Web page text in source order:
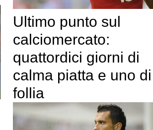
Ultimo punto sul
calciomercato:
quattordici giorni di
calma piatta e uno di
follia